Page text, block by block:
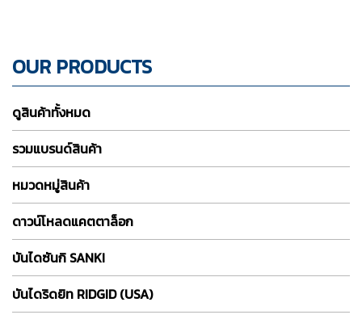
OUR PRODUCTS
ดูสินค้าทั้งหมด
รวมแบรนด์สินค้า
หมวดหมู่สินค้า
ดาวน์โหลดแคตตาล็อก
บันไดซันกิ SANKI
บันไดริดยิท RIDGID (USA)